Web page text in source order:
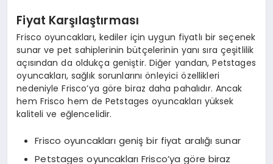
Fiyat Karşılaştırması
Frisco oyuncakları, kediler için uygun fiyatlı bir seçenek
sunar ve pet sahiplerinin bütçelerinin yanı sıra çeşitlilik
açısından da oldukça geniştir. Diğer yandan, Petstages
oyuncakları, sağlık sorunlarını önleyici özellikleri
nedeniyle Frisco’ya göre biraz daha pahalıdır. Ancak
hem Frisco hem de Petstages oyuncakları yüksek
kaliteli ve eğlencelidir.
Frisco oyuncakları geniş bir fiyat aralığı sunar
Petstages oyuncakları Frisco’ya göre biraz